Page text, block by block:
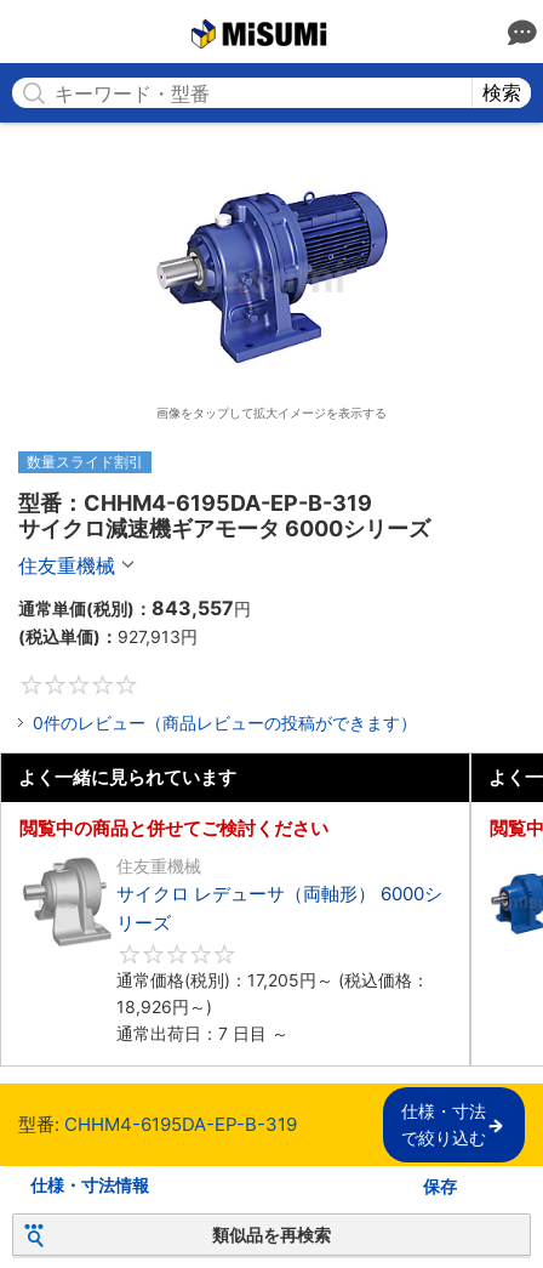
検索
画像をタップして拡大イメージを表示する
数量スライド割引
型番：CHHM4-6195DA-EP-B-319
サイクロ減速機ギアモータ 6000シリーズ
住友重機械
通常単価(税別)： 843,557円
(税込単価)： 927,913円
0件のレビュー（商品レビューの投稿ができます）
よく一緒に見られています
閲覧中の商品と併せてご検討ください
住友重機械
サイクロ レデューサ（両軸形） 6000シ
リーズ
通常価格(税別)： 17,205円 ～ (税込価格：
18,926円 ～)
通常出荷日：7 日目 ～
よく
閲覧
型番: CHHM4-6195DA-EP-B-319
仕様・寸法
で絞り込む
仕様・寸法情報 保存
類似品を再検索